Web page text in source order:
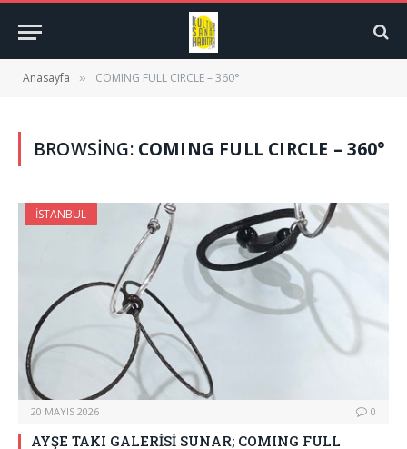
Anasayfa » COMING FULL CIRCLE – 360°
BROWSING: COMING FULL CIRCLE – 360°
İSTANBUL
20 MAYIS 2026 0
AYŞE TAKI GALERİSİ SUNAR; COMING FULL